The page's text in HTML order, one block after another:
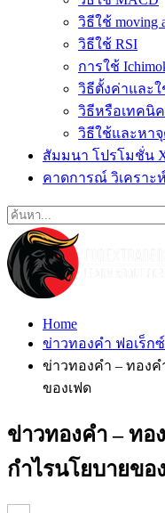
วิธีใช้ moving
วิธีใช้ RSI
การใช้
วิธีตั้งค่าและใ
วิธีหรือเทคนิค
วิธีใช้และหาจุ
สัมมนา โปรโมชั่น
คาดการณ์ วิเคราะ
Home
ข่าวทองคำ ฟอเร็ก
ข่าวทองคำ – ทองค
ของเฟด
ข่าวทองคำ – ทอ
กำไรนโยบายขอ